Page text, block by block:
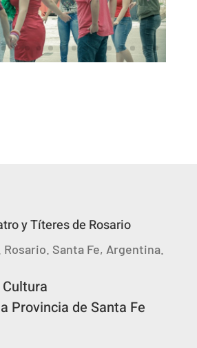
y Títeres de Rosario
Rosario. Santa Fe, Argentina.
Provincia de Santa Fe